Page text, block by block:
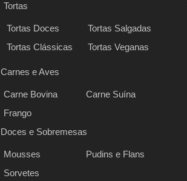
Tortas
Tortas Doces
Tortas Salgadas
Tortas Clássicas
Tortas Veganas
Carnes e Aves
Carne Bovina
Carne Suína
Frango
Doces e Sobremesas
Mousses
Pudins e Flans
Sorvetes